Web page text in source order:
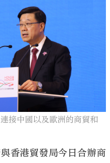
接中國以及歐洲的商貿和
香港貿發局今日合辦商